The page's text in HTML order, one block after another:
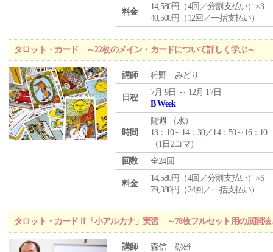
料金
14,580円（4回／分割支払い）×3
40,500円（12回／一括支払い）
タロット・カード ～22枚のメイン・カードについて詳しく学ぶ～
講師 狩野 みどり
日程
7月 9日 ～ 12月 17日
B Week
時間
隔週 （水）
13：10～14：30／14：50～16：10
（1日2コマ）
回数
全24回
料金
14,580円（4回／分割支払い）×6
79,380円（24回／一括支払い）
タロット・カードⅡ「小アルカナ」実習 ～78枚フルセット用の展開法
講師
森信 彰雄